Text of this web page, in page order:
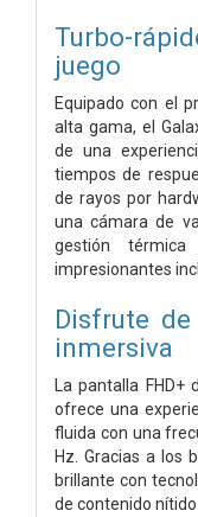
Turbo-
juego
Equipado con el
alta gama, el
de una
tiempos de
de rayos por
una cámara de
gestión
impresionantes
Disfrute
inmersiva
La pantalla
ofrece una
fluida con una
Hz. Gracias a los
brillante con
de contenido